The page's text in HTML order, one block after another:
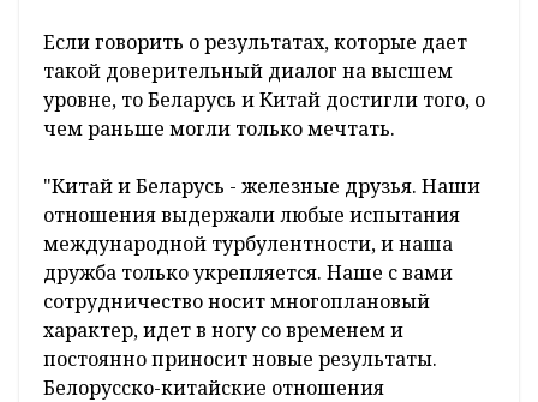
Если говорить о результатах, которые дает
такой доверительный диалог на высшем
уровне, то Беларусь и Китай достигли того, о
чем раньше могли только мечтать.
"Китай и Беларусь - железные друзья. Наши
отношения выдержали любые испытания
международной турбулентности, и наша
дружба только укрепляется. Наше с вами
сотрудничество носит многоплановый
характер, идет в ногу со временем и
постоянно приносит новые результаты.
Белорусско-китайские отношения